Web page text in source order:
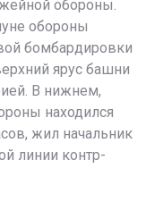
обороны.
обороны
бомбардировки
ярус башни
В нижнем,
находился
жил начальник
линии контр-